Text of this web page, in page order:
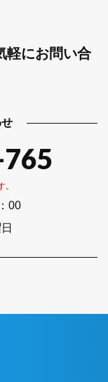
軽にお問い合
00